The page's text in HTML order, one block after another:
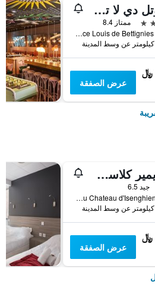
هوتل دي لا تريل
ممتاز 8.4
7-9 Place Louis de Bettignies, ليل, إقليم نور, فرنسا
عرض الصفقة
بريمير كلاسي ليلي وست - لوميه
واحدة
جيد 6.5
22 Rue du Chateau d'Isenghien, ليل, إقليم نور, فرنسا
عرض الصفقة